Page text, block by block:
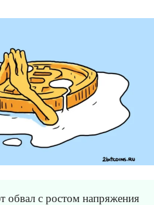
обвал с ростом напряжения